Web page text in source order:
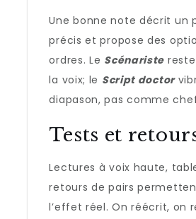
Une bonne note décrit un
précis et propose des
ordres. Le Scénariste
la voix; le Script doctor
diapason, pas comme
Tests et
Lectures à voix haute,
retours de pairs
l’effet réel. On réécrit, on